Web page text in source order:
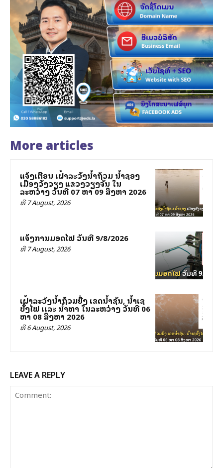
More articles
ແຈ້ງເຕືອນ ເຝົ້າລະວັງນ້ຳຖ້ວມ ນ້ຳຊອງ
ເມືອງວັງວຽງ ແຂວງວຽງຈັນ ໃນ
ລະຫວ່າງ ວັນທີ 07 ຫາ 09 ສິງຫາ 2026
ທີ 7 August, 2026
ແຈ້ງການມອດໄຟ ວັນທີ 9/8/2026
ທີ 7 August, 2026
ເຝົ້າລະວັງນໍ້າຖ້ວມຍື່ງ ເຂດນໍ້າຊັນ, ນໍ້າເຊ
ບັັ້ງໄຟ ເເລະ ນໍ້າທາ ໃນລະຫວ່າງ ວັນທີ 06
ຫາ 08 ສິງຫາ 2026
ທີ 6 August, 2026
LEAVE A REPLY